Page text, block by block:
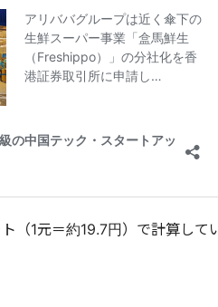
（1元＝約19.7円）で計算して